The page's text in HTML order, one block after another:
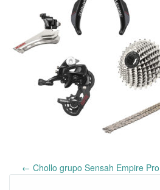
Post
← Chollo grupo Sensah Empire